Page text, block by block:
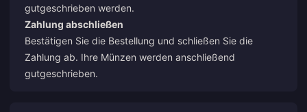
gutgeschrieben werden.
Zahlung abschließen
Bestätigen Sie die Bestellung und schließen Sie die
Zahlung ab. Ihre Münzen werden anschließend
gutgeschrieben.